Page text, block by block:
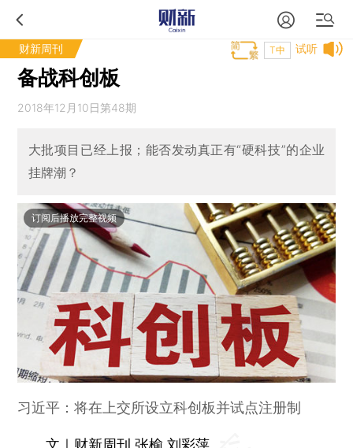
财新周刊 试听
T中
备战科创板
2018年12月10日第48期
大批项目已经上报；能否发动真正有“硬科技”的企业
挂牌潮？
订阅后播放完整视频
习近平：将在上交所设立科创板并试点注册制
文｜财新周刊 张榆 刘彩萍